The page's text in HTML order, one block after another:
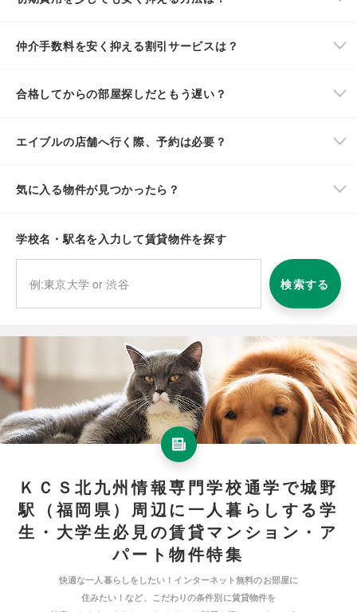
仲介手数料を安く抑える割引サービスは？
合格してからの部屋探しだともう遅い？
エイブルの店舗へ行く際、予約は必要？
気に入る物件が見つかったら？
学校名・駅名を入力して賃貸物件を探す
検索する
ＫＣＳ北九州情報専門学校通学で城野
駅（福岡県）周辺に一人暮らしする学
生・大学生必見の賃貸マンション・ア
パート物件特集
快適な一人暮らしをしたい！インターネット無料のお部屋に
住みたい！など、こだわりの条件別に賃貸物件を